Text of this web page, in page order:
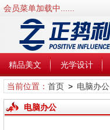
会员菜单加载中......
精品美文 光学设计
当前位置： 首页> 电脑办公
电脑办公